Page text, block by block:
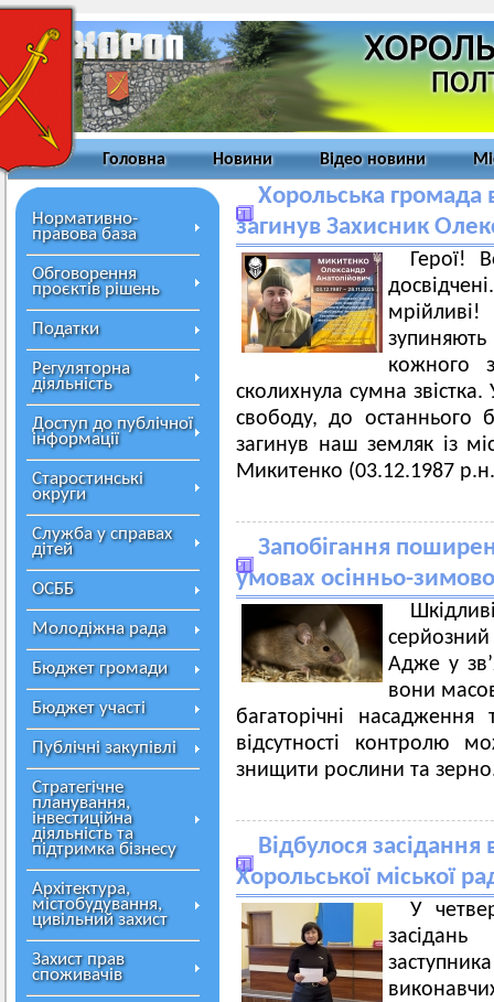
Головна Новини Відео новини
Нормативно-
правова база
Обговорення
проєктів рішень
Податки
Регуляторна
діяльність
Доступ до публічної
інформації
Старостинські
округи
Служба у справах
дітей
ОСББ
Молодіжна рада
Бюджет громади
Бюджет участі
Публічні закупівлі
Стратегічне
планування,
інвестиційна
діяльність та
підтримка бізнесу
Архітектура,
містобудування,
цивільний захист
Захист прав
споживачів
Хорольська громада
загинув Захисник
Герої!
кожного
сколихнула сумна
свободу, до останнього
загинув наш земляк із
Микитенко (03.12.1987
Запобігання
умовах осінньо-
серйозний
Адже у
вони
багаторічні
відсутності контролю
знищити рослини та
Відбулося засідання
Хорольської міської
У